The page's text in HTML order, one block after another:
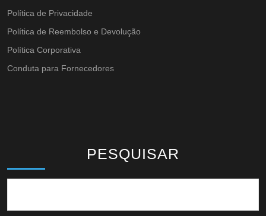
Política de Privacidade
Política de Reembolso e Devolução
Política Corporativa
Conduta para Fornecedores
PESQUISAR